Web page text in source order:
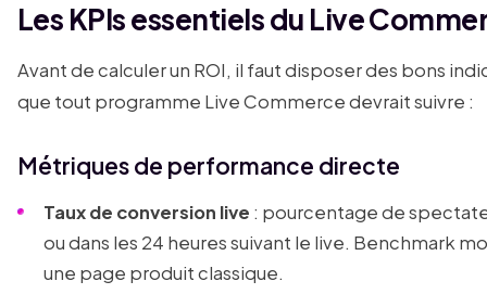
Les KPIs essentiels du Live
Avant de calculer un ROI, il faut disposer des bons
que tout programme Live Commerce devrait suivre :
Métriques de performance directe
Taux de conversion live : pourcentage de
ou dans les 24 heures suivant le live. Benchmark
une page produit classique.